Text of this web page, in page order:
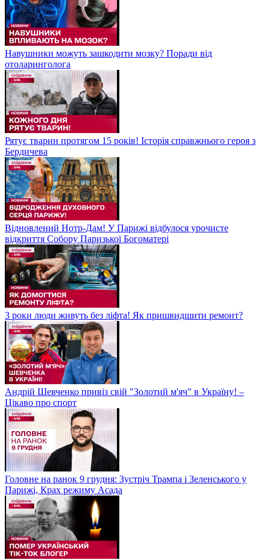
Навушники можуть зашкодити мозку? Поради від
отоларинголога
Рятує тварин протягом 15 років! Історія справжнього героя з
Бердичева
Відновлений Нотр-Дам! У Парижі відбулося урочисте
відкриття Собору Паризької Богоматері
3 роки люди живуть без ліфта! Як пришвидшити ремонт?
Андрій Шевченко привіз свій "Золотий м'яч" в Україну! –
Цікаво про спорт
Головне на ранок 9 грудня: Зустріч Трампа і Зеленського у
Парижі, Крах режиму Асада